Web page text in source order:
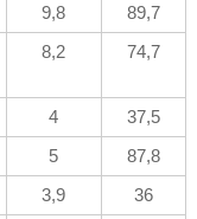
9,8
89,7
8,2 74,7
4
37,5
5
87,8
3,9
36